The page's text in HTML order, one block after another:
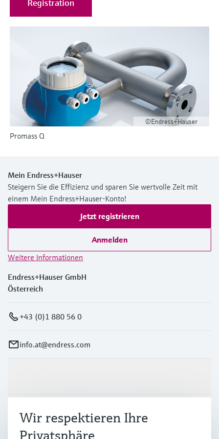
Device Viewer
Produktspezifische Informationen und
Ersatzteilsuche
Ersatzteile anhand von Produktwurzel,
Bestellcode oder Seriennummer finden
Füllstandsmessung
Alle ansehen
Analysatoren für Härte, Eisen,
Prozessphotometer
Mikrowellentransmission
Memosens-Technologie
Alle ansehen
Registration
©Endress+Hauser
Promass Q
Mein Endress+Hauser
Steigern Sie die Effizienz und sparen Sie wertvolle Zeit mit
einem Mein Endress+Hauser-Konto!
Jetzt registrieren
Anmelden
Weitere Informationen
Endress+Hauser GmbH
Österreich
+43 (0)1 880 56 0
info.at@endress.com
Branchen
Wir respektieren Ihre
Privatsphäre